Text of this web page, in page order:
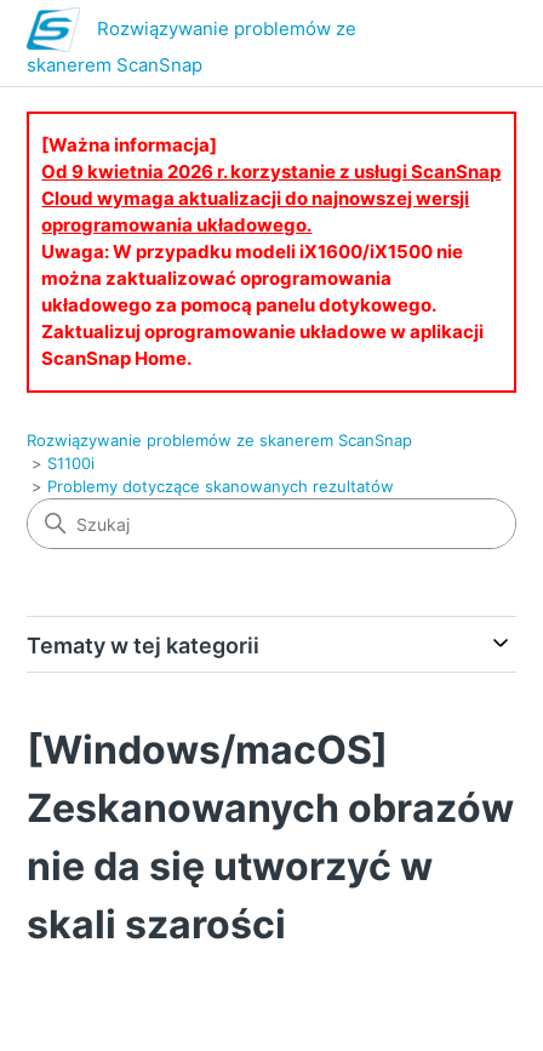
Rozwiązywanie problemów ze
skanerem ScanSnap
[Ważna informacja]
Od 9 kwietnia 2026 r. korzystanie z usługi ScanSnap
Cloud wymaga aktualizacji do najnowszej wersji
oprogramowania układowego.
Uwaga: W przypadku modeli iX1600/iX1500 nie
można zaktualizować oprogramowania
układowego za pomocą panelu dotykowego.
Zaktualizuj oprogramowanie układowe w aplikacji
ScanSnap Home.
Rozwiązywanie problemów ze skanerem ScanSnap
S1100i
Problemy dotyczące skanowanych rezultatów
Tematy w tej kategorii
[Windows/macOS]
Zeskanowanych obrazów
nie da się utworzyć w
skali szarości